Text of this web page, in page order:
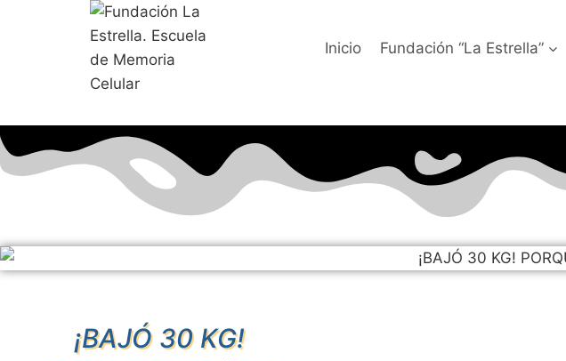
Inicio Fundación “La Estrella”
¡BAJÓ 30 KG!